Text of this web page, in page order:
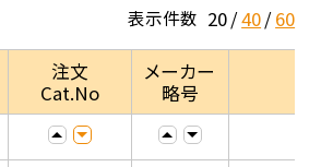
表示件数 20 40 60
注文
Cat.No
メーカー
略号